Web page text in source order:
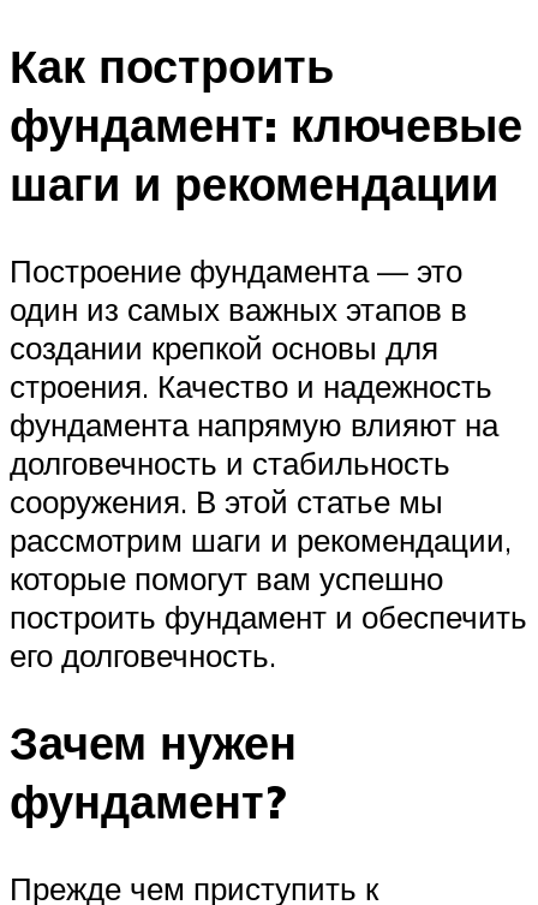
Как построить
фундамент: ключевые
шаги и рекомендации
Построение фундамента — это
один из самых важных этапов в
создании крепкой основы для
строения. Качество и надежность
фундамента напрямую влияют на
долговечность и стабильность
сооружения. В этой статье мы
рассмотрим шаги и рекомендации,
которые помогут вам успешно
построить фундамент и обеспечить
его долговечность.
Зачем нужен
фундамент?
Прежде чем приступить к